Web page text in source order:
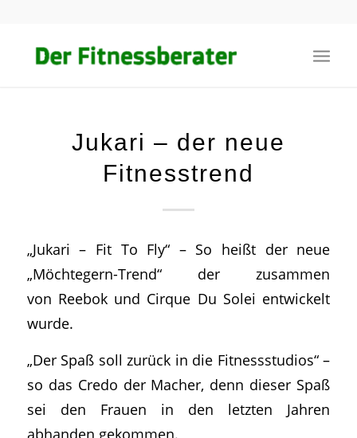
Jukari – der neue
Fitnesstrend
„Jukari – Fit To Fly“ – So heißt der neue
„Möchtegern-Trend“ der zusammen
von Reebok und Cirque Du Solei entwickelt
wurde.
„Der Spaß soll zurück in die Fitnessstudios“ –
so das Credo der Macher, denn dieser Spaß
sei den Frauen in den letzten Jahren
abhanden gekommen.